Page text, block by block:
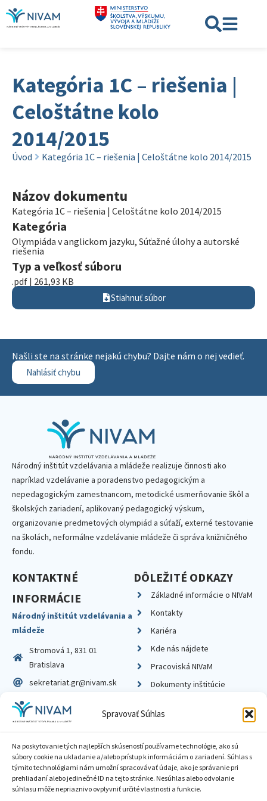
Spravovať Súhlas
Na poskytovanie tých najlepších skúseností používame technológie, ako sú
súbory cookie na ukladanie a/alebo prístup k informáciám o zariadení. Súhlas s
týmito technológiami nám umožní spracovávať údaje, ako je správanie pri
prehliadaní alebo jedinečné ID na tejto stránke. Nesúhlas alebo odvolanie
súhlasu môže nepriaznivo ovplyvniť určité vlastnosti a funkcie.
Kategória 1C – riešenia |
Celoštátne kolo
2014/2015
Úvod Kategória 1C – riešenia | Celoštátne kolo 2014/2015
Názov dokumentu
Kategória 1C – riešenia | Celoštátne kolo 2014/2015
Kategória
Olympiáda v anglickom jazyku, Súťažné úlohy a autorské
riešenia
Typ a veľkosť súboru
.pdf | 261,93 KB
Stiahnuť súbor
Našli ste na stránke nejakú chybu? Dajte nám o nej vedieť.
Nahlásiť chybu
Národný inštitút vzdelávania a mládeže realizuje činnosti ako
napríklad vzdelávanie a poradenstvo pedagogickým a
nepedagogickým zamestnancom, metodické usmerňovanie škôl a
školských zariadení, aplikovaný pedagogický výskum,
organizovanie predmetových olympiád a súťaží, externé testovanie
na školách, neformálne vzdelávanie mládeže či správa knižničného
fondu.
KONTAKTNÉ
INFORMÁCIE
Národný inštitút vzdelávania a
mládeže
Stromová 1, 831 01
Bratislava
sekretariat.gr@nivam.sk
IČO: 00164348
DIČ: 2020798714
DÔLEŽITÉ ODKAZY
Základné informácie o NIVaM
Kontakty
Kariéra
Kde nás nájdete
Pracoviská NIVaM
Dokumenty inštitúcie
Zásady ochrany súkromia